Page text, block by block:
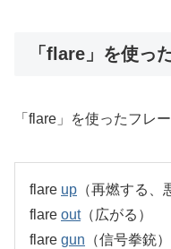
「flare」を使っ
「flare」を使ったフレ
flare up （再燃する、
flare out（広がる）
flare gun （信号拳銃）